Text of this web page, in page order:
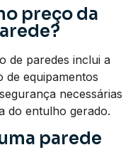
preço da
de paredes inclui a
de equipamentos
necessárias
do entulho gerado.
parede